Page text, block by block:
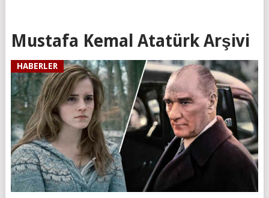
Mustafa Kemal Atatürk Arşivi
HABERLER